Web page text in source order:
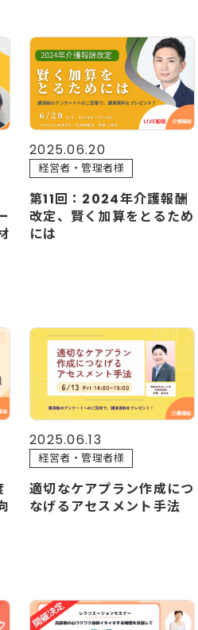
2025.06.20
経営者・管理者様
第11回：2024年介護報酬
改定、賢く加算をとるため
には
2025.06.13
経営者・管理者様
適切なケアプラン作成につ
なげるアセスメント手法